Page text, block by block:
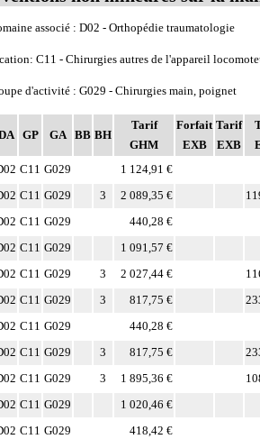
GP GA BB BH
Tarif
GHM
Forfait
EXB
Tarif
EXB
C11 G029
1 124,91 €
C11 G029 3 2 089,35 €
C11 G029
440,28 €
C11 G029
1 091,57 €
C11 G029 3 2 027,44 €
C11 G029 3 817,75 €
C11 G029
440,28 €
C11 G029 3 817,75 €
C11 G029 3 1 895,36 €
C11 G029
1 020,46 €
C11 G029
418,42 €
associé : D02 - Orthopédie traumatologie
C11 - Chirurgies autres de l'appareil
d'activité : G029 - Chirurgies main, poignet